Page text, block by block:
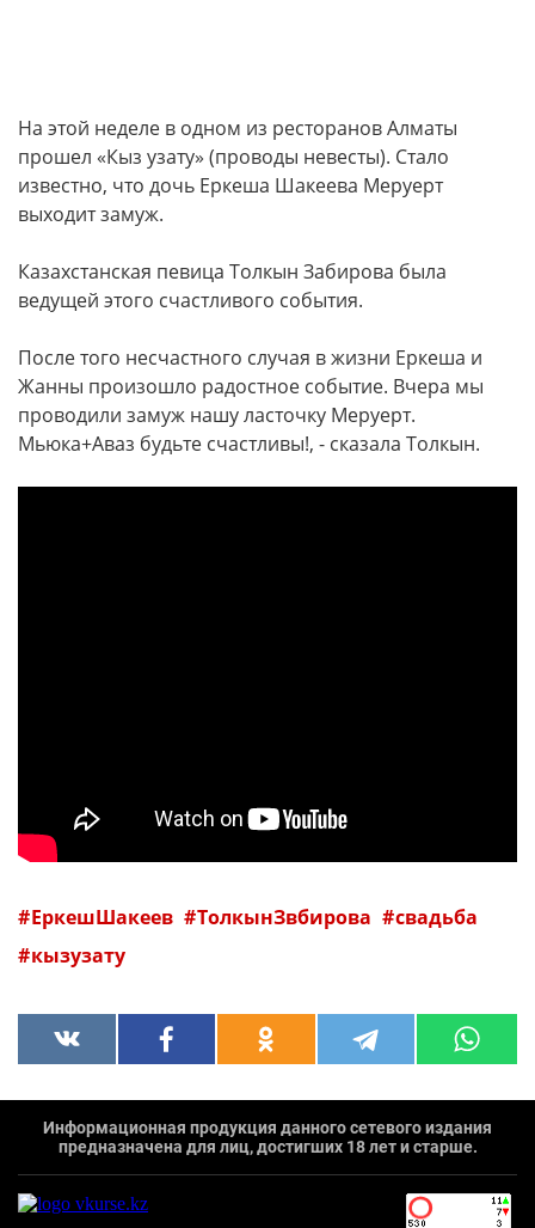
На этой неделе в одном из ресторанов Алматы
прошел «Кыз узату» (проводы невесты). Стало
известно, что дочь Еркеша Шакеева Меруерт
выходит замуж.
Казахстанская певица Толкын Забирова была
ведущей этого счастливого события.
После того несчастного случая в жизни Еркеша и
Жанны произошло радостное событие. Вчера мы
проводили замуж нашу ласточку Меруерт.
Мьюка+Аваз будьте счастливы!, - сказала Толкын.
ЕркешШакеев ТолкынЗвбирова
свадьба
кызузату
Информационная продукция данного сетевого издания
предназначена для лиц, достигших 18 лет и старше.